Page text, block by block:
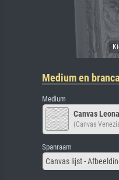
Medium en
Medium
Canvas
(Canvas
Spanraam